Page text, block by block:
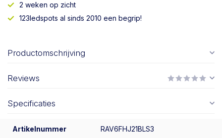
2 weken op zicht
123ledspots al sinds 2010 een begrip!
Productomschrijving
Reviews
Specificaties
Artikelnummer RAV6FHJ21BLS3